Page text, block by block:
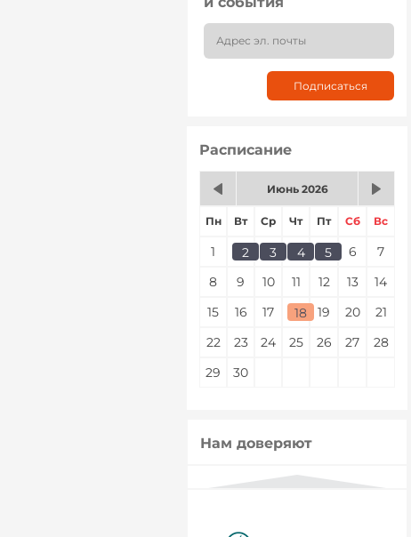
Расписание
Июнь 2026
Пн Вт Ср Чт Пт Сб Вс
1 22 33 44 55 6
7
8
9 10 11 12 13
14
15
16 17 18
18 19 20
21
22
23 24 25 26 27
28
29
30
Нам доверяют